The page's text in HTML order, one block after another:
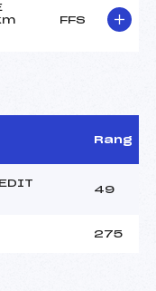
FFS
Rang
49
275